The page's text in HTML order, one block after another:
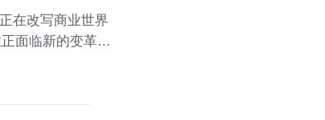
在改写商业世界
面临新的变革。
个全新的自主商